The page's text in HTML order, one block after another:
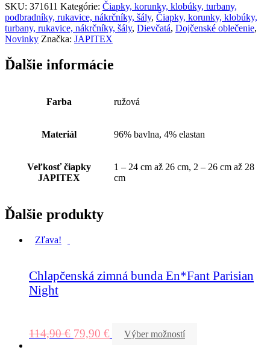
SKU: 371611 Kategórie: Čiapky, korunky, klobúky, turbany,
podbradníky, rukavice, nákrčníky, šály, Čiapky, korunky, klobúky,
turbany, rukavice, nákrčníky, šály, Dievčatá, Dojčenské oblečenie,
Novinky Značka: JAPITEX
Ďalšie informácie
Farba ružová
Materiál 96% bavlna, 4% elastan
Veľkosť čiapky
JAPITEX
1 – 24 cm až 26 cm, 2 – 26 cm až 28
cm
Ďalšie produkty
Zľava!
Chlapčenská zimná bunda En*Fant Parisian
Night
114,90€ 79,90 € Výber možností